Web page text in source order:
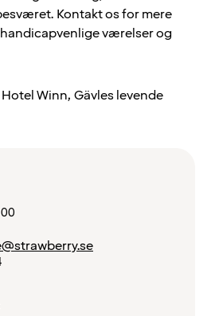
Kontakt os for mere
værelser og
Winn, Gävles levende